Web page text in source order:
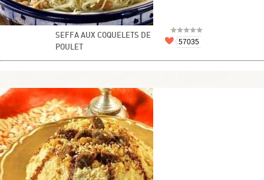
SEFFA AUX COQUELETS DE
POULET
57035